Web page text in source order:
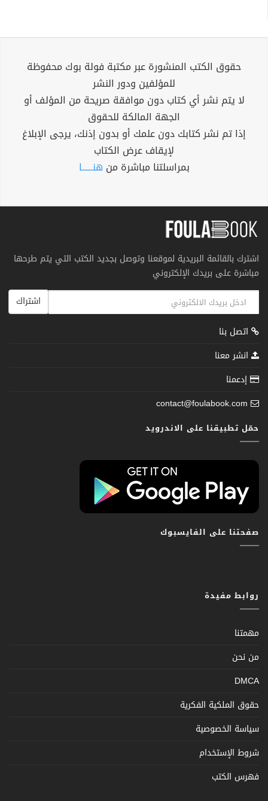
حقوق الكتب المنشورة عبر مكتبة فولة بوك محفوظة
للمؤلفين ودور النشر
لا يتم نشر أي كتاب دون موافقة صريحة من المؤلف أو
الجهة المالكة للحقوق
إذا تم نشر كتابك دون علمك أو بدون إذنك، يرجى الإبلاغ
لإيقاف عرض الكتاب
بمراسلتنا مباشرة من هنــــــا
اشترك بالقائمة البريدية لموقعنا وتوصل بجديد الكتب التي يتم طرحها
مباشرة على بريدك الإلكتروني
اشتراك
اتصل بنا
انشر معنا
إدعمنا
contact@foulabook.com
حمّل تطبيقنا على الاندرويد
صفحتنا على الفايسبوك
روابط مفيدة
مهمتنا
من نحن
DMCA
حقوق الملكية الفكرية
سياسة الخصوصية
شروط الإستخدام
فهرس الكتب